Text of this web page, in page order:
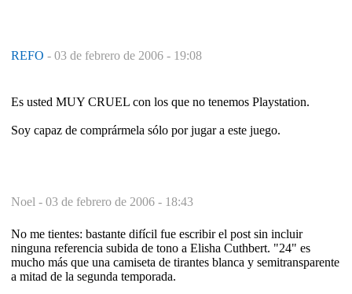
REFO - 03 de febrero de 2006 - 19:08
Es usted MUY CRUEL con los que no tenemos Playstation.
Soy capaz de comprármela sólo por jugar a este juego.
Noel - 03 de febrero de 2006 - 18:43
No me tientes: bastante difícil fue escribir el post sin incluir
ninguna referencia subida de tono a Elisha Cuthbert. "24" es
mucho más que una camiseta de tirantes blanca y semitransparente
a mitad de la segunda temporada.